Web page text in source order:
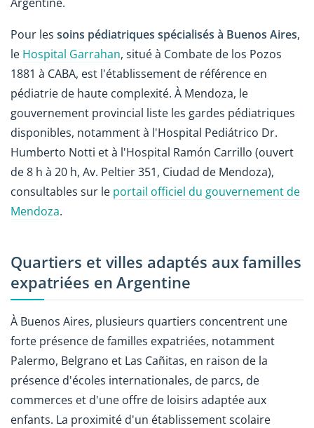
Argentine.
Pour les soins pédiatriques spécialisés à Buenos Aires,
le Hospital Garrahan, situé à Combate de los Pozos
1881 à CABA, est l'établissement de référence en
pédiatrie de haute complexité. À Mendoza, le
gouvernement provincial liste les gardes pédiatriques
disponibles, notamment à l'Hospital Pediátrico Dr.
Humberto Notti et à l'Hospital Ramón Carrillo (ouvert
de 8 h à 20 h, Av. Peltier 351, Ciudad de Mendoza),
consultables sur le portail officiel du gouvernement de
Mendoza.
Quartiers et villes adaptés aux familles
expatriées en Argentine
À Buenos Aires, plusieurs quartiers concentrent une
forte présence de familles expatriées, notamment
Palermo, Belgrano et Las Cañitas, en raison de la
présence d'écoles internationales, de parcs, de
commerces et d'une offre de loisirs adaptée aux
enfants. La proximité d'un établissement scolaire